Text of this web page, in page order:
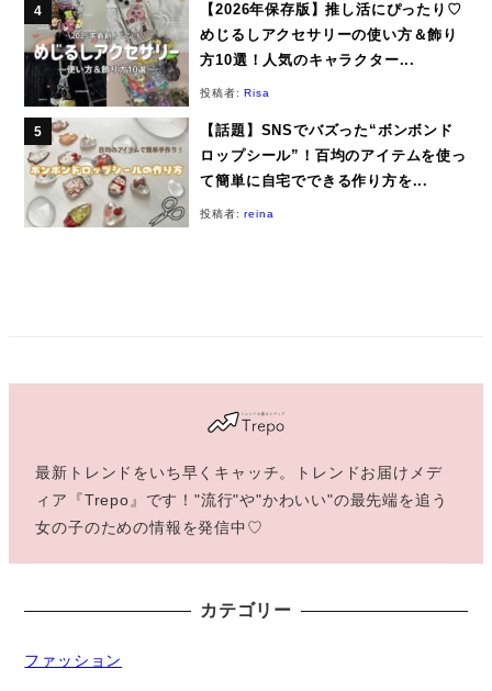
【2026年保存版】推し活にぴったり♡
めじるしアクセサリーの使い方＆飾り
方10選！人気のキャラクター...
投稿者:Risa
【話題】SNSでバズった“ボンボンド
ロップシール”！百均のアイテムを使っ
て簡単に自宅でできる作り方を...
投稿者:reina
最新トレンドをいち早くキャッチ。トレンドお届けメデ
ィア『Trepo』です！"流行"や"かわいい"の最先端を追う
女の子のための情報を発信中♡
カテゴリー
ファッション